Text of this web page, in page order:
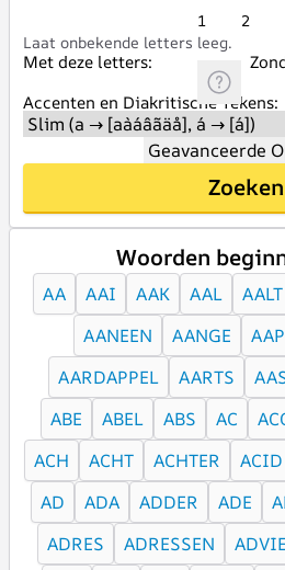
1
2
Laat onbekende letters leeg.
Met deze letters:
Accenten en Diakritische Tekens:
Geavanceerde
Zoeken
Woorden
AA AAI AAK AAL AALT
AANEEN
AANGE AAP
AARDAPPEL
AARTS
ABE
ABEL ABS AC
ACH
ACHT ACHTER ACID
AD
ADA ADDER ADE
ADRES
ADRESSEN